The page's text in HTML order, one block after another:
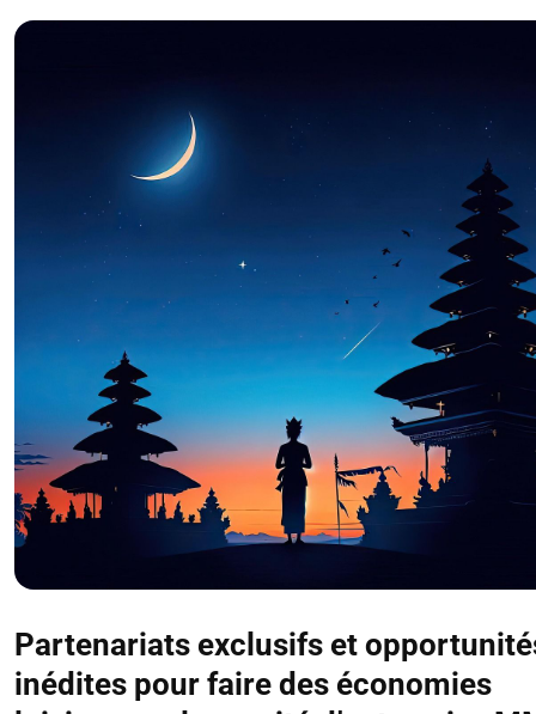
Partenariats exclusifs et
inédites pour faire des économies